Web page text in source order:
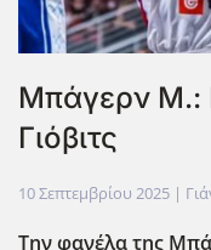
Μπάγερν Μ.:
Γιόβιτς
10 Σεπτεμβρίου 2025 |
Την φανέλα της